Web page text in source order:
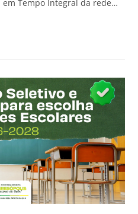
em Tempo Integral da rede…